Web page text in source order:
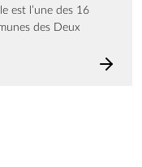
est l’une des 16
des Deux